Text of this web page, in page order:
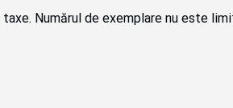
Numărul de exemplare nu este